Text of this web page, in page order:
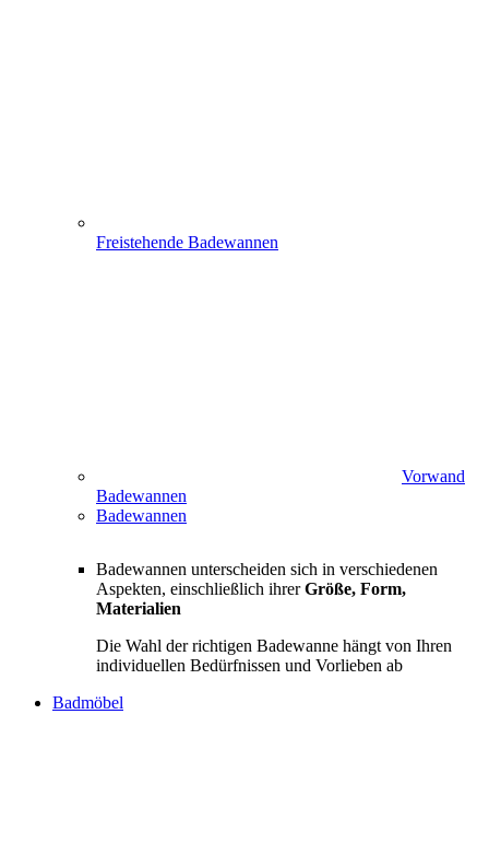
Freistehende Badewannen
Vorwand
Badewannen
Badewannen
Badewannen unterscheiden sich in verschiedenen
Aspekten, einschließlich ihrerGröße, Form,
Materialien
Die Wahl der richtigen Badewanne hängt von Ihren
individuellen Bedürfnissen und Vorlieben ab
Badmöbel